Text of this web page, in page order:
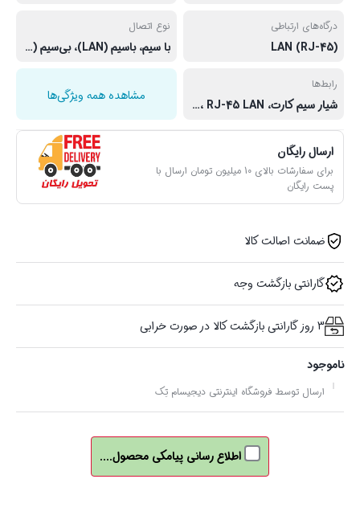
درگاه‌های ارتباطی
LAN (RJ-45)
نوع اتصال
با سیم، باسیم (LAN)، بی‌سیم (Wi-Fi)، دوگانه (بی‌سیم و با سیم)
رابط‌ها
شیار سیم کارت، USB Type-C، RJ-45 LAN
مشاهده همه ویژگی‌ها
ارسال رایگان
برای سفارشات بالای 10 میلیون تومان ارسال با
پست رایگان
ضمانت اصالت کالا
گارانتی بازگشت وجه
3 روز گارانتی بازگشت کالا در صورت خرابی
ناموجود
ارسال توسط فروشگاه اینترنتی دیجیسام تِک
اطلاع رسانی پیامکی محصول....